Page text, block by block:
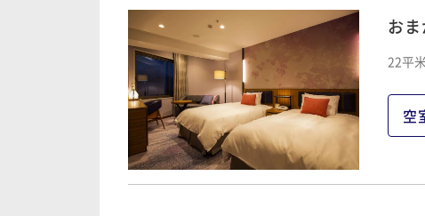
おま
22平米
空